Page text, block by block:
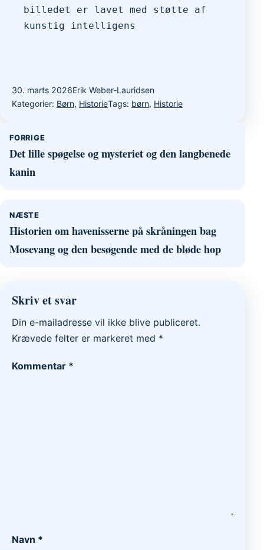
billedet er lavet med støtte af
kunstig intelligens
30. marts 2026Erik Weber-Lauridsen
Kategorier: Børn, HistorieTags: børn, Historie
Indlægsnavigation
FORRIGE
Det lille spøgelse og mysteriet og den langbenede
kanin
NÆSTE
Historien om havenisserne på skråningen bag
Mosevang og den besøgende med de bløde hop
Skriv et svar
Din e-mailadresse vil ikke blive publiceret.
Krævede felter er markeret med *
Kommentar *
Navn *